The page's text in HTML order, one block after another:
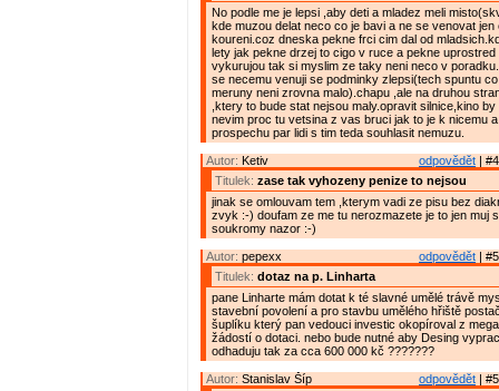
No podle me je lepsi ,aby deti a mladez meli
kde muzou delat neco co je bavi a ne se venovat jen
koureni.coz dneska pekne frci cim dal od
lety jak pekne drzej to cigo v ruce a pekne uprostred
vykurujou tak si myslim ze taky neni neco v
se necemu venuji se podminky zlepsi(tech spuntu
meruny neni zrovna malo).chapu ,ale na druhou
,ktery to bude stat nejsou maly.opravit silnice,kino
nevim proc tu vetsina z vas bruci jak to je k nicemu
prospechu par lidi s tim teda souhlasit nemuzu.
odpovědět |
Autor: Ketiv
Titulek: zase tak vyhozeny penize to nejsou
jinak se omlouvam tem ,kterym vadi ze pisu bez
zvyk :-) doufam ze me tu nerozmazete je to jen muj
soukromy nazor :-)
odpovědět |
Autor: pepexx
Titulek: dotaz na p. Linharta
pane Linharte mám dotat k té slavné umělé trávě
stavební povolení a pro stavbu umělého hřiště
šuplíku který pan vedouci investic okopíroval z
žádostí o dotaci. nebo bude nutné aby Desing
odhaduju tak za cca 600 000 kč ???????
odpovědět |
Autor: Stanislav Šíp